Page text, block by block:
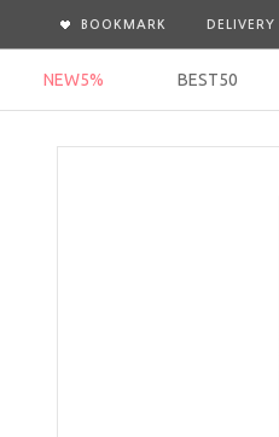
BOOKMARK DELIVERY
NEW5% BEST50